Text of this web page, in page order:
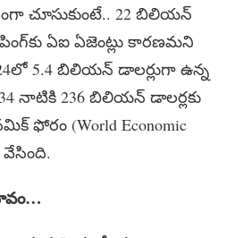
చూసుకుంటే.. 22 బిలియన్‌
ఏఐ ఏజెంట్లు కారణమని
5.4 బిలియన్‌ డాలర్లుగా ఉన్న
నాటికి 236 బిలియన్‌ డాలర్లకు
ఫోరం (World Economic